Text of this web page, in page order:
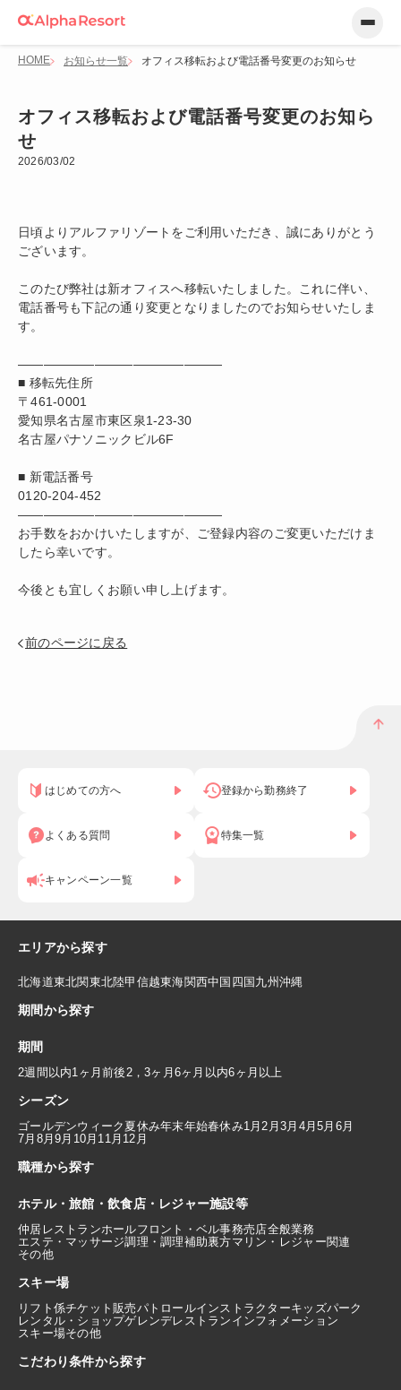
HOME お知らせ一覧 オフィス移転および電話番号変更のお知らせ
オフィス移転および電話番号変更のお知ら
せ
2026/03/02
日頃よりアルファリゾートをご利用いただき、誠にありがとう
ございます。
このたび弊社は新オフィスへ移転いたしました。これに伴い、
電話番号も下記の通り変更となりましたのでお知らせいたしま
す。
――――――――――――――――
■ 移転先住所
〒461-0001
愛知県名古屋市東区泉1-23-30
名古屋パナソニックビル6F
■ 新電話番号
0120-204-452
――――――――――――――――
お手数をおかけいたしますが、ご登録内容のご変更いただけま
したら幸いです。
今後とも宜しくお願い申し上げます。
前のページに戻る
はじめての方へ 登録から勤務終了
よくある質問 特集一覧
キャンペーン一覧
エリアから探す
北海道東北関東北陸甲信越東海関西中国 四国 九州 沖縄
期間から探す
期間
2週間以内1ヶ月前後2，3ヶ月 6ヶ月以内6ヶ月以上
シーズン
ゴールデンウィーク 夏休み年末年始春休み1月2月3月 4月5月 6月
7月 8月9月 10月 11月 12月
職種から探す
ホテル・旅館・飲食店・レジャー施設等
仲居 レストランホールフロント・ベル事務売店全般業務
エステ・マッサージ調理・調理補助裏方マリン・レジャー関連
その他
スキー場
リフト係チケット販売パトロールインストラクターキッズパーク
レンタル・ショップゲレンデレストラン インフォメーション
スキー場その他
こだわり条件から探す